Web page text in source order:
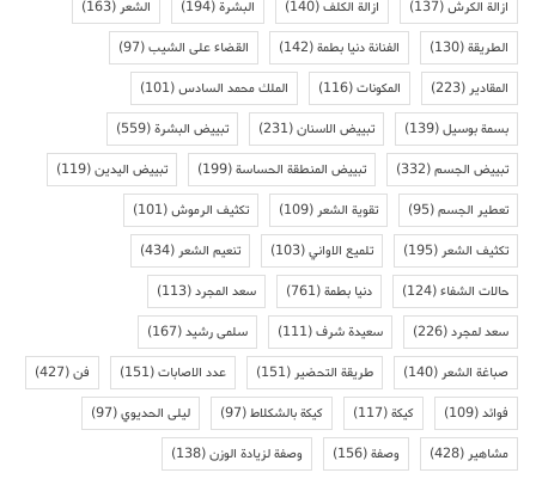
ازالة الكرش(137) ازالة الكلف(140) البشرة(194) الشعر(163)
الطريقة(130) الفنانة دنيا بطمة(142) القضاء على الشيب(97)
المقادير(223) المكونات(116) الملك محمد السادس(101)
بسمة بوسيل(139) تبييض الاسنان(231) تبييض البشرة(559)
تبييض الجسم(332) تبييض المنطقة الحساسة(199) تبييض اليدين(119)
تعطير الجسم(95) تقوية الشعر(109) تكثيف الرموش(101)
تكثيف الشعر(195) تلميع الاواني(103) تنعيم الشعر(434)
حالات الشفاء(124) دنيا بطمة(761) سعد المجرد(113)
سعد لمجرد(226) سعيدة شرف(111) سلمى رشيد(167)
صباغة الشعر(140) طريقة التحضير(151) عدد الاصابات(151) فن(427)
فوائد(109) كيكة(117) كيكة بالشكلاط(97) ليلى الحديوي(97)
مشاهير(428) وصفة(156) وصفة لزيادة الوزن(138)